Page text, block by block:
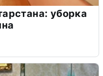
уборка